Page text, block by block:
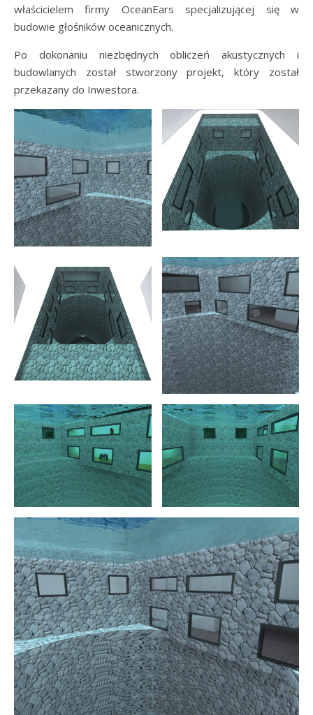
właścicielem firmy OceanEars specjalizującej się w
budowie głośników oceanicznych.
Po dokonaniu niezbędnych obliczeń akustycznych i
budowlanych został stworzony projekt, który został
przekazany do Inwestora.